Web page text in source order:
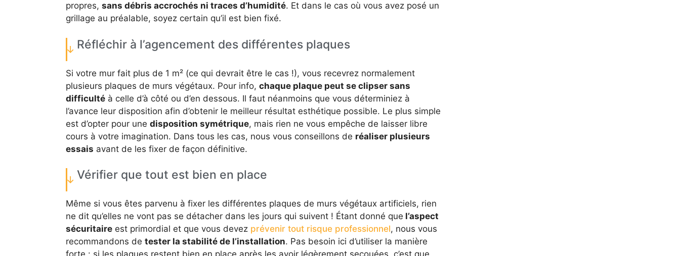
propres, sans débris accrochés ni traces d’humidité. Et dans le cas où vous avez posé un
grillage au préalable, soyez certain qu’il est bien fixé.
Réfléchir à l’agencement des différentes plaques
Si votre mur fait plus de 1 m² (ce qui devrait être le cas !), vous recevrez normalement
plusieurs plaques de murs végétaux. Pour info, chaque plaque peut se clipser sans
difficultéà celle d’à côté ou d’en dessous. Il faut néanmoins que vous déterminiez à
l’avance leur disposition afin d’obtenir le meilleur résultat esthétique possible. Le plus simple
est d’opter pour une disposition symétrique, mais rien ne vous empêche de laisser libre
cours à votre imagination. Dans tous les cas, nous vous conseillons de réaliser plusieurs
essais avant de les fixer de façon définitive.
Vérifier que tout est bien en place
Même si vous êtes parvenu à fixer les différentes plaques de murs végétaux artificiels, rien
ne dit qu’elles ne vont pas se détacher dans les jours qui suivent ! Étant donné que l’aspect
sécuritaireest primordial et que vous devez prévenir tout risque professionnel, nous vous
recommandons de tester la stabilité de l’installation. Pas besoin ici d’utiliser la manière